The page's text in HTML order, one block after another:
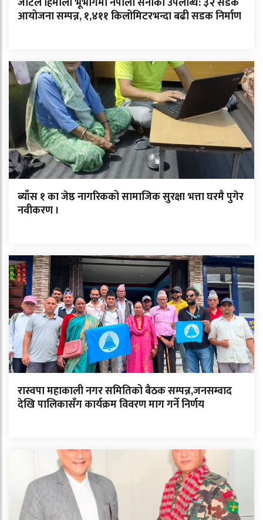
आयोजना सम्पन्न, १,४११ किलोमिटरभन्दा बढी सडक निर्माण
ब्याँस १ का जेष्ठ नागरिकको सामाजिक सुरक्षा भत्ता घरमै पुगेर
नवीकरण ।
रास्वपा महाकाली नगर समितिको बैठक सम्पन्न,जनसम्वाद
देखि पालिकासँग कार्यक्रम विवरण माग गर्ने निर्णय